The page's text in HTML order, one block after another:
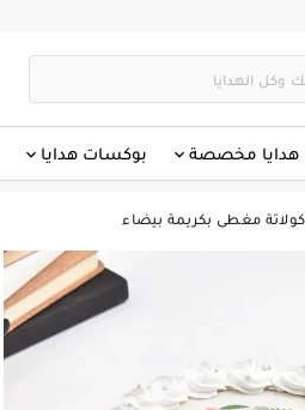
هدايا مخصصة بوكسات هدايا
مغطى بكريمة بيضاء